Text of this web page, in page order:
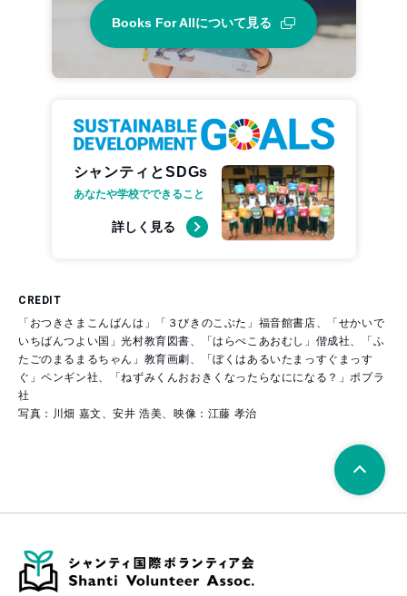
Books For Allについて見る
シャンティとSDGs
あなたや学校でできること
詳しく見る
CREDIT
「おつきさまこんばんは」「３びきのこぶた」福音館書店、「せかいで
いちばんつよい国」光村教育図書、「はらぺこあおむし」偕成社、「ふ
たごのまるまるちゃん」教育画劇、「ぼくはあるいたまっすぐまっす
ぐ」ペンギン社、「ねずみくんおおきくなったらなにになる？」ポプラ
社
写真：川畑 嘉文、安井 浩美、映像：江藤 孝治